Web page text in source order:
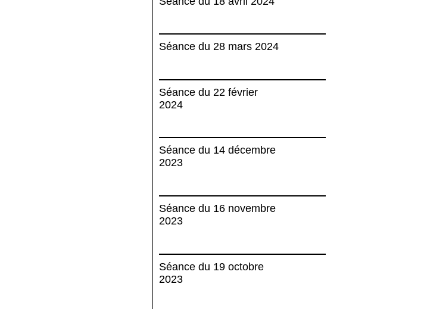
Séance du 28 mars 2024
Séance du 22 février
2024
Séance du 14 décembre
2023
Séance du 16 novembre
2023
Séance du 19 octobre
2023